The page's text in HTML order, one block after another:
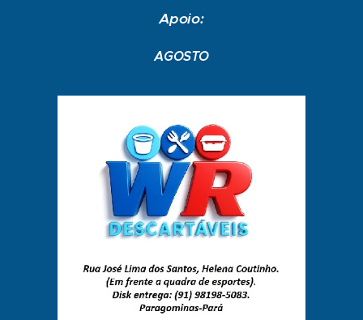
Apoio:
AGOSTO